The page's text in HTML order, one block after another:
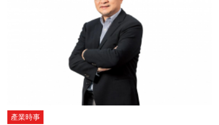
根大通也認為，台積電在先進製程全線漲價的護航下，長線毛利率
有機會衝上70%史詩級紀錄，並重申強烈買進評等。台積電法說會先
公佈2026年第2季財務報告，合併營收約1兆2,703億8千萬元，稅後
純益約7,065億6千萬元，每股盈餘為27.25元，折合美國存託憑證每
單位為4.31美元。與去年同期相較，2026年第2季營收增加了36%，
稅後純益與每股盈餘皆增加了77.4%。與前一季相較，2026年第二
季營收增加12%，稅後純益則增加了23.4%，若以美元計算，2026年
第二季營收為402億，較去年同期增加了33.7%，較前一季增加了
12%。至於2026年第二季毛利率為67.7%，營業利益率為60.3%，稅
後純益率則為55.6%，其中，毛利率超過原財測與市場預期，再度刷
新單季歷史新高紀錄。台積電表示，2奈米製程出貨佔台積2026年第
產業時事